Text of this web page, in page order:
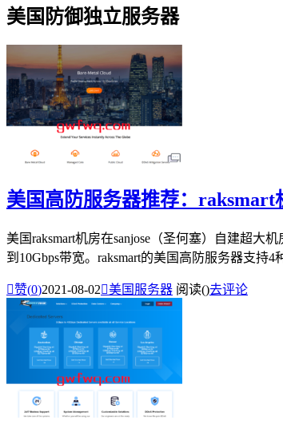
美国防御独立服务器
美国高防服务器推荐：raksmart
美国raksmart机房在sanjose（圣何塞）自建超大
到10Gbps带宽。raksmart的美国高防服务器支持4
赞(0)2021-08-02美国服务器 阅读()去评论